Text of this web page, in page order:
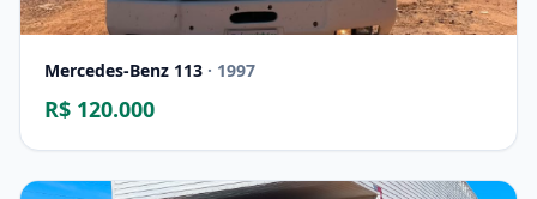
Mercedes-Benz 113 · 1997
R$ 120.000